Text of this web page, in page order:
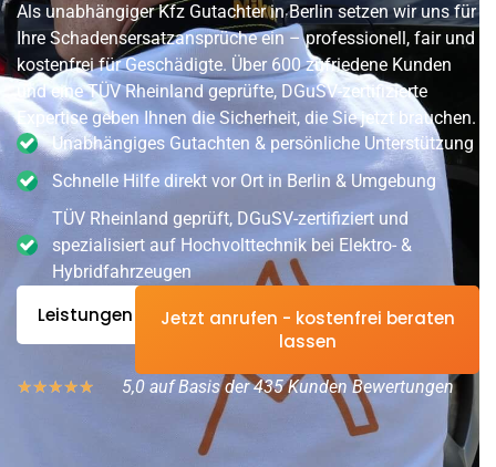
Als unabhängiger Kfz Gutachter in Berlin setzen wir uns für
Ihre Schadensersatzansprüche ein – professionell, fair und
kostenfrei für Geschädigte. Über 600 zufriedene Kunden
und eine TÜV Rheinland geprüfte, DGuSV-zertifizierte
Expertise geben Ihnen die Sicherheit, die Sie jetzt brauchen.
Unabhängiges Gutachten & persönliche Unterstützung
Schnelle Hilfe direkt vor Ort in Berlin & Umgebung
TÜV Rheinland geprüft, DGuSV-zertifiziert und
spezialisiert auf Hochvolttechnik bei Elektro- &
Hybridfahrzeugen
Leistungen
Jetzt anrufen - kostenfrei beraten
lassen
★★★★★ 5,0 auf Basis der 435 Kunden Bewertungen